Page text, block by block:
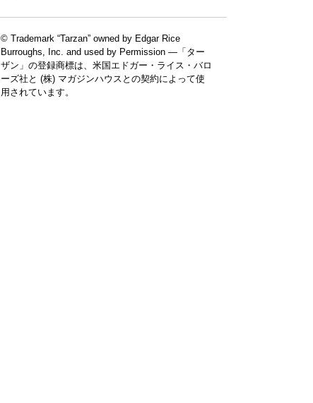
© Trademark “Tarzan” owned by Edgar Rice
Burroughs, Inc. and used by Permission —「ター
ザン」の登録商標は、米国エドガー・ライス・バロ
ーズ社と (株) マガジンハウスとの契約によって使
用されています。